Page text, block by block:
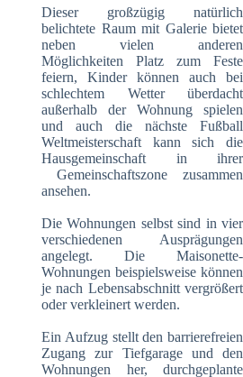
Dieser großzügig natürlich
belichtete Raum mit Galerie bietet
neben vielen anderen
Möglichkeiten Platz zum Feste
feiern, Kinder können auch bei
schlechtem Wetter überdacht
außerhalb der Wohnung spielen
und auch die nächste Fußball
Weltmeisterschaft kann sich die
Hausgemeinschaft in ihrer
Gemeinschaftszone zusammen
ansehen.
Die Wohnungen selbst sind in vier
verschiedenen Ausprägungen
angelegt. Die Maisonette-
Wohnungen beispielsweise können
je nach Lebensabschnitt vergrößert
oder verkleinert werden.
Ein Aufzug stellt den barrierefreien
Zugang zur Tiefgarage und den
Wohnungen her, durchgeplante